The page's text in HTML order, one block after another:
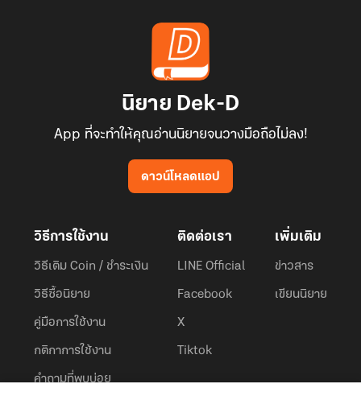
นิยาย Dek-D
App ที่จะทำให้คุณอ่านนิยายจนวางมือถือไม่ลง!
ดาวน์โหลดแอป
วิธีการใช้งาน
วิธีเติม Coin / ชำระเงิน
วิธีซื้อนิยาย
คู่มือการใช้งาน
กติกาการใช้งาน
คำถามที่พบบ่อย
ติดต่อเรา
LINE Official
Facebook
X
Tiktok
เพิ่มเติม
ข่าวสาร
เขียนนิยาย